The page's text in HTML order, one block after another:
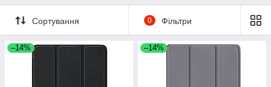
Сортування 0 Фільтри
–14% –14%